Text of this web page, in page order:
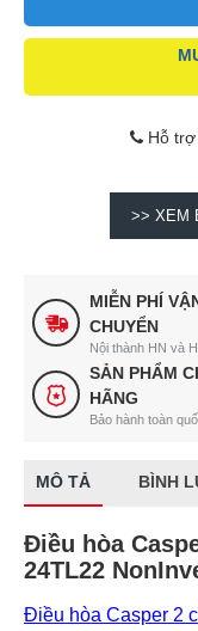
Hỗ trợ
>> XEM
MIỄN PHÍ
CHUYỂN
Nội thành HN và
SẢN PHẨM
HÃNG
Bảo hành toàn
MÔ TẢ BÌNH
Điều hòa
24TL22
Điều hòa Casper 2